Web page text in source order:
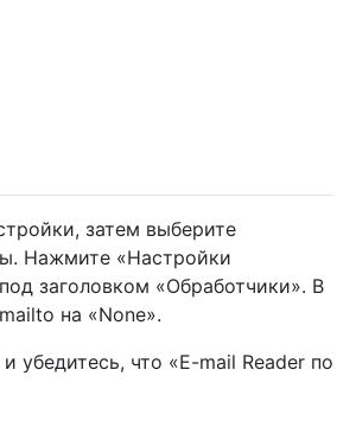
затем выберите
Нажмите «Настройки
заголовком «Обработчики». В
на «None».
убедитесь, что «E-mail Reader по